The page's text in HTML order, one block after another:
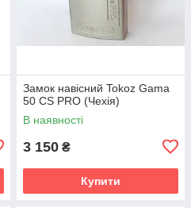
Замок навісний Tokoz Gama
50 CS PRO (Чехія)
В наявності
3 150 ₴
Купити